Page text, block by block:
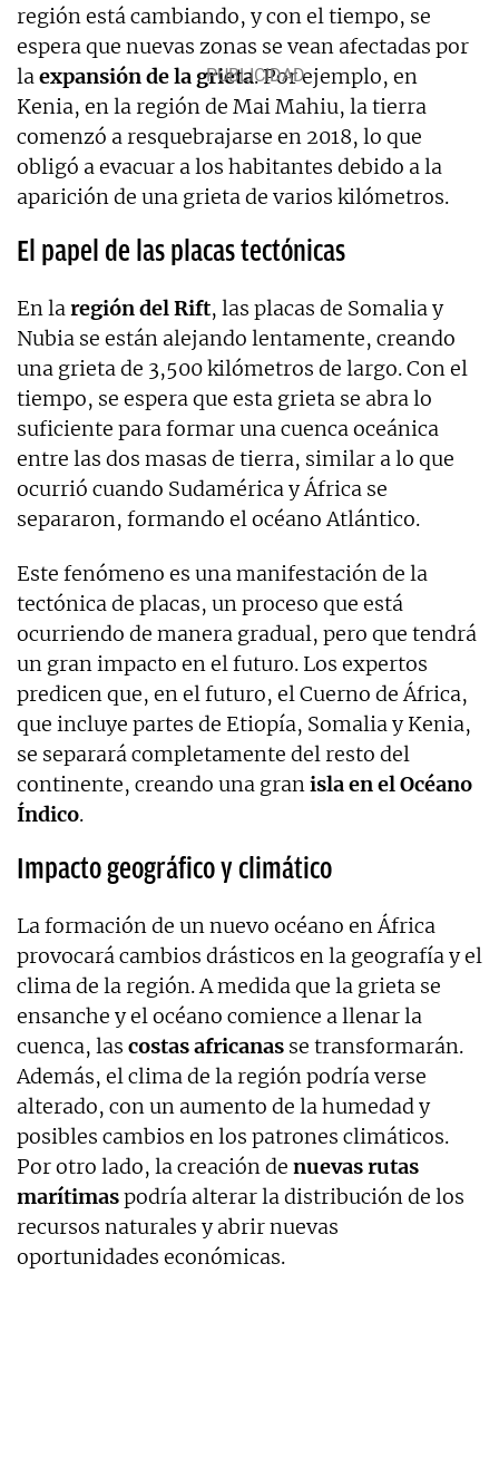
región está cambiando, y con el tiempo, se
espera que nuevas zonas se vean afectadas por
laexpansión de la grieta. Por ejemplo, en
Kenia, en la región de Mai Mahiu, la tierra
comenzó a resquebrajarse en 2018, lo que
obligó a evacuar a los habitantes debido a la
aparición de una grieta de varios kilómetros.
El papel de las placas tectónicas
En laregión del Rift, las placas de Somalia y
Nubia se están alejando lentamente, creando
una grieta de 3,500 kilómetros de largo. Con el
tiempo, se espera que esta grieta se abra lo
suficiente para formar una cuenca oceánica
entre las dos masas de tierra, similar a lo que
ocurrió cuando Sudamérica y África se
separaron, formando el océano Atlántico.
Este fenómeno es una manifestación de la
tectónica de placas, un proceso que está
ocurriendo de manera gradual, pero que tendrá
un gran impacto en el futuro. Los expertos
predicen que, en el futuro, el Cuerno de África,
que incluye partes de Etiopía, Somalia y Kenia,
se separará completamente del resto del
continente, creando una granisla en el Océano
Índico.
Impacto geográfico y climático
La formación de un nuevo océano en África
provocará cambios drásticos en la geografía y el
clima de la región. A medida que la grieta se
ensanche y el océano comience a llenar la
cuenca, las costas africanas se transformarán.
Además, el clima de la región podría verse
alterado, con un aumento de la humedad y
posibles cambios en los patrones climáticos.
Por otro lado, la creación de nuevas rutas
marítimaspodría alterar la distribución de los
recursos naturales y abrir nuevas
oportunidades económicas.